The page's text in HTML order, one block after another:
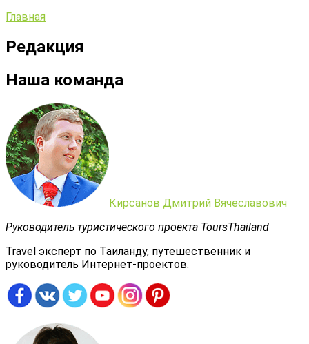
Главная
Редакция
Наша команда
Кирсанов Дмитрий Вячеславович
Руководитель туристического проекта ToursThailand
Travel эксперт по Таиланду, путешественник и
руководитель Интернет-проектов.